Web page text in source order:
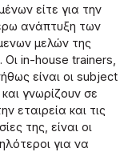
είτε για την
ανάπτυξη των
μελών της
Οι in-house trainers,
είναι οι subject
γνωρίζουν σε
εταιρεία και τις
της, είναι οι
για να